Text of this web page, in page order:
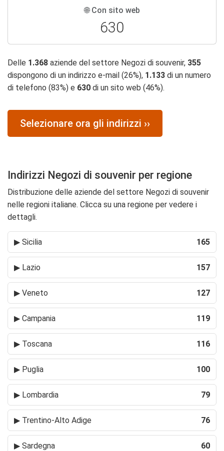
🌐 Con sito web
630
Delle 1.368 aziende del settore Negozi di souvenir, 355
dispongono di un indirizzo e-mail (26%), 1.133 di un numero
di telefono (83%) e 630 di un sito web (46%).
Selezionare ora gli indirizzi ››
Indirizzi Negozi di souvenir per regione
Distribuzione delle aziende del settore Negozi di souvenir
nelle regioni italiane. Clicca su una regione per vedere i
dettagli.
▶ Sicilia 165
▶ Lazio 157
▶ Veneto 127
▶ Campania 119
▶ Toscana 116
▶ Puglia 100
▶ Lombardia 79
▶ Trentino-Alto Adige 76
▶ Sardegna 60